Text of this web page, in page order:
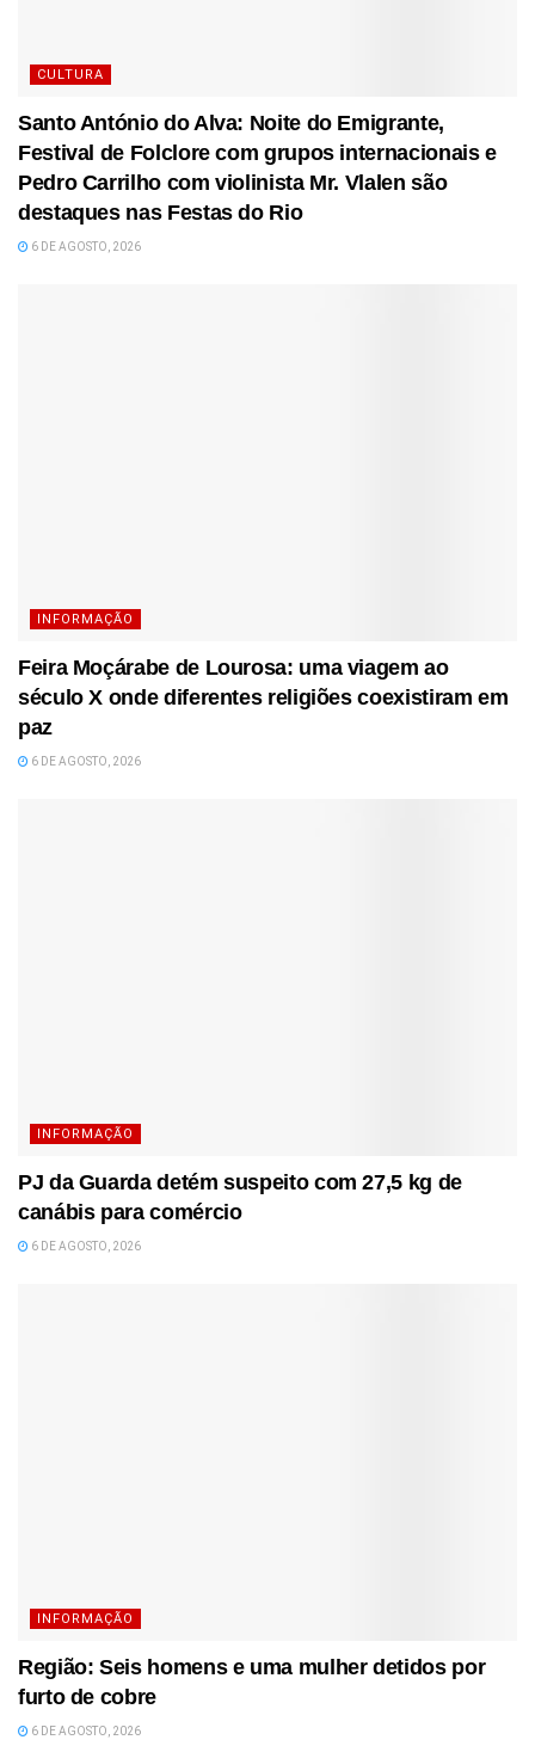
CULTURA
Santo António do Alva: Noite do Emigrante,
Festival de Folclore com grupos internacionais e
Pedro Carrilho com violinista Mr. Vlalen são
destaques nas Festas do Rio
6 DE AGOSTO, 2026
INFORMAÇÃO
Feira Moçárabe de Lourosa: uma viagem ao
século X onde diferentes religiões coexistiram em
paz
6 DE AGOSTO, 2026
INFORMAÇÃO
PJ da Guarda detém suspeito com 27,5 kg de
canábis para comércio
6 DE AGOSTO, 2026
INFORMAÇÃO
Região: Seis homens e uma mulher detidos por
furto de cobre
6 DE AGOSTO, 2026